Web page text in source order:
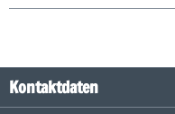
Kontaktdaten